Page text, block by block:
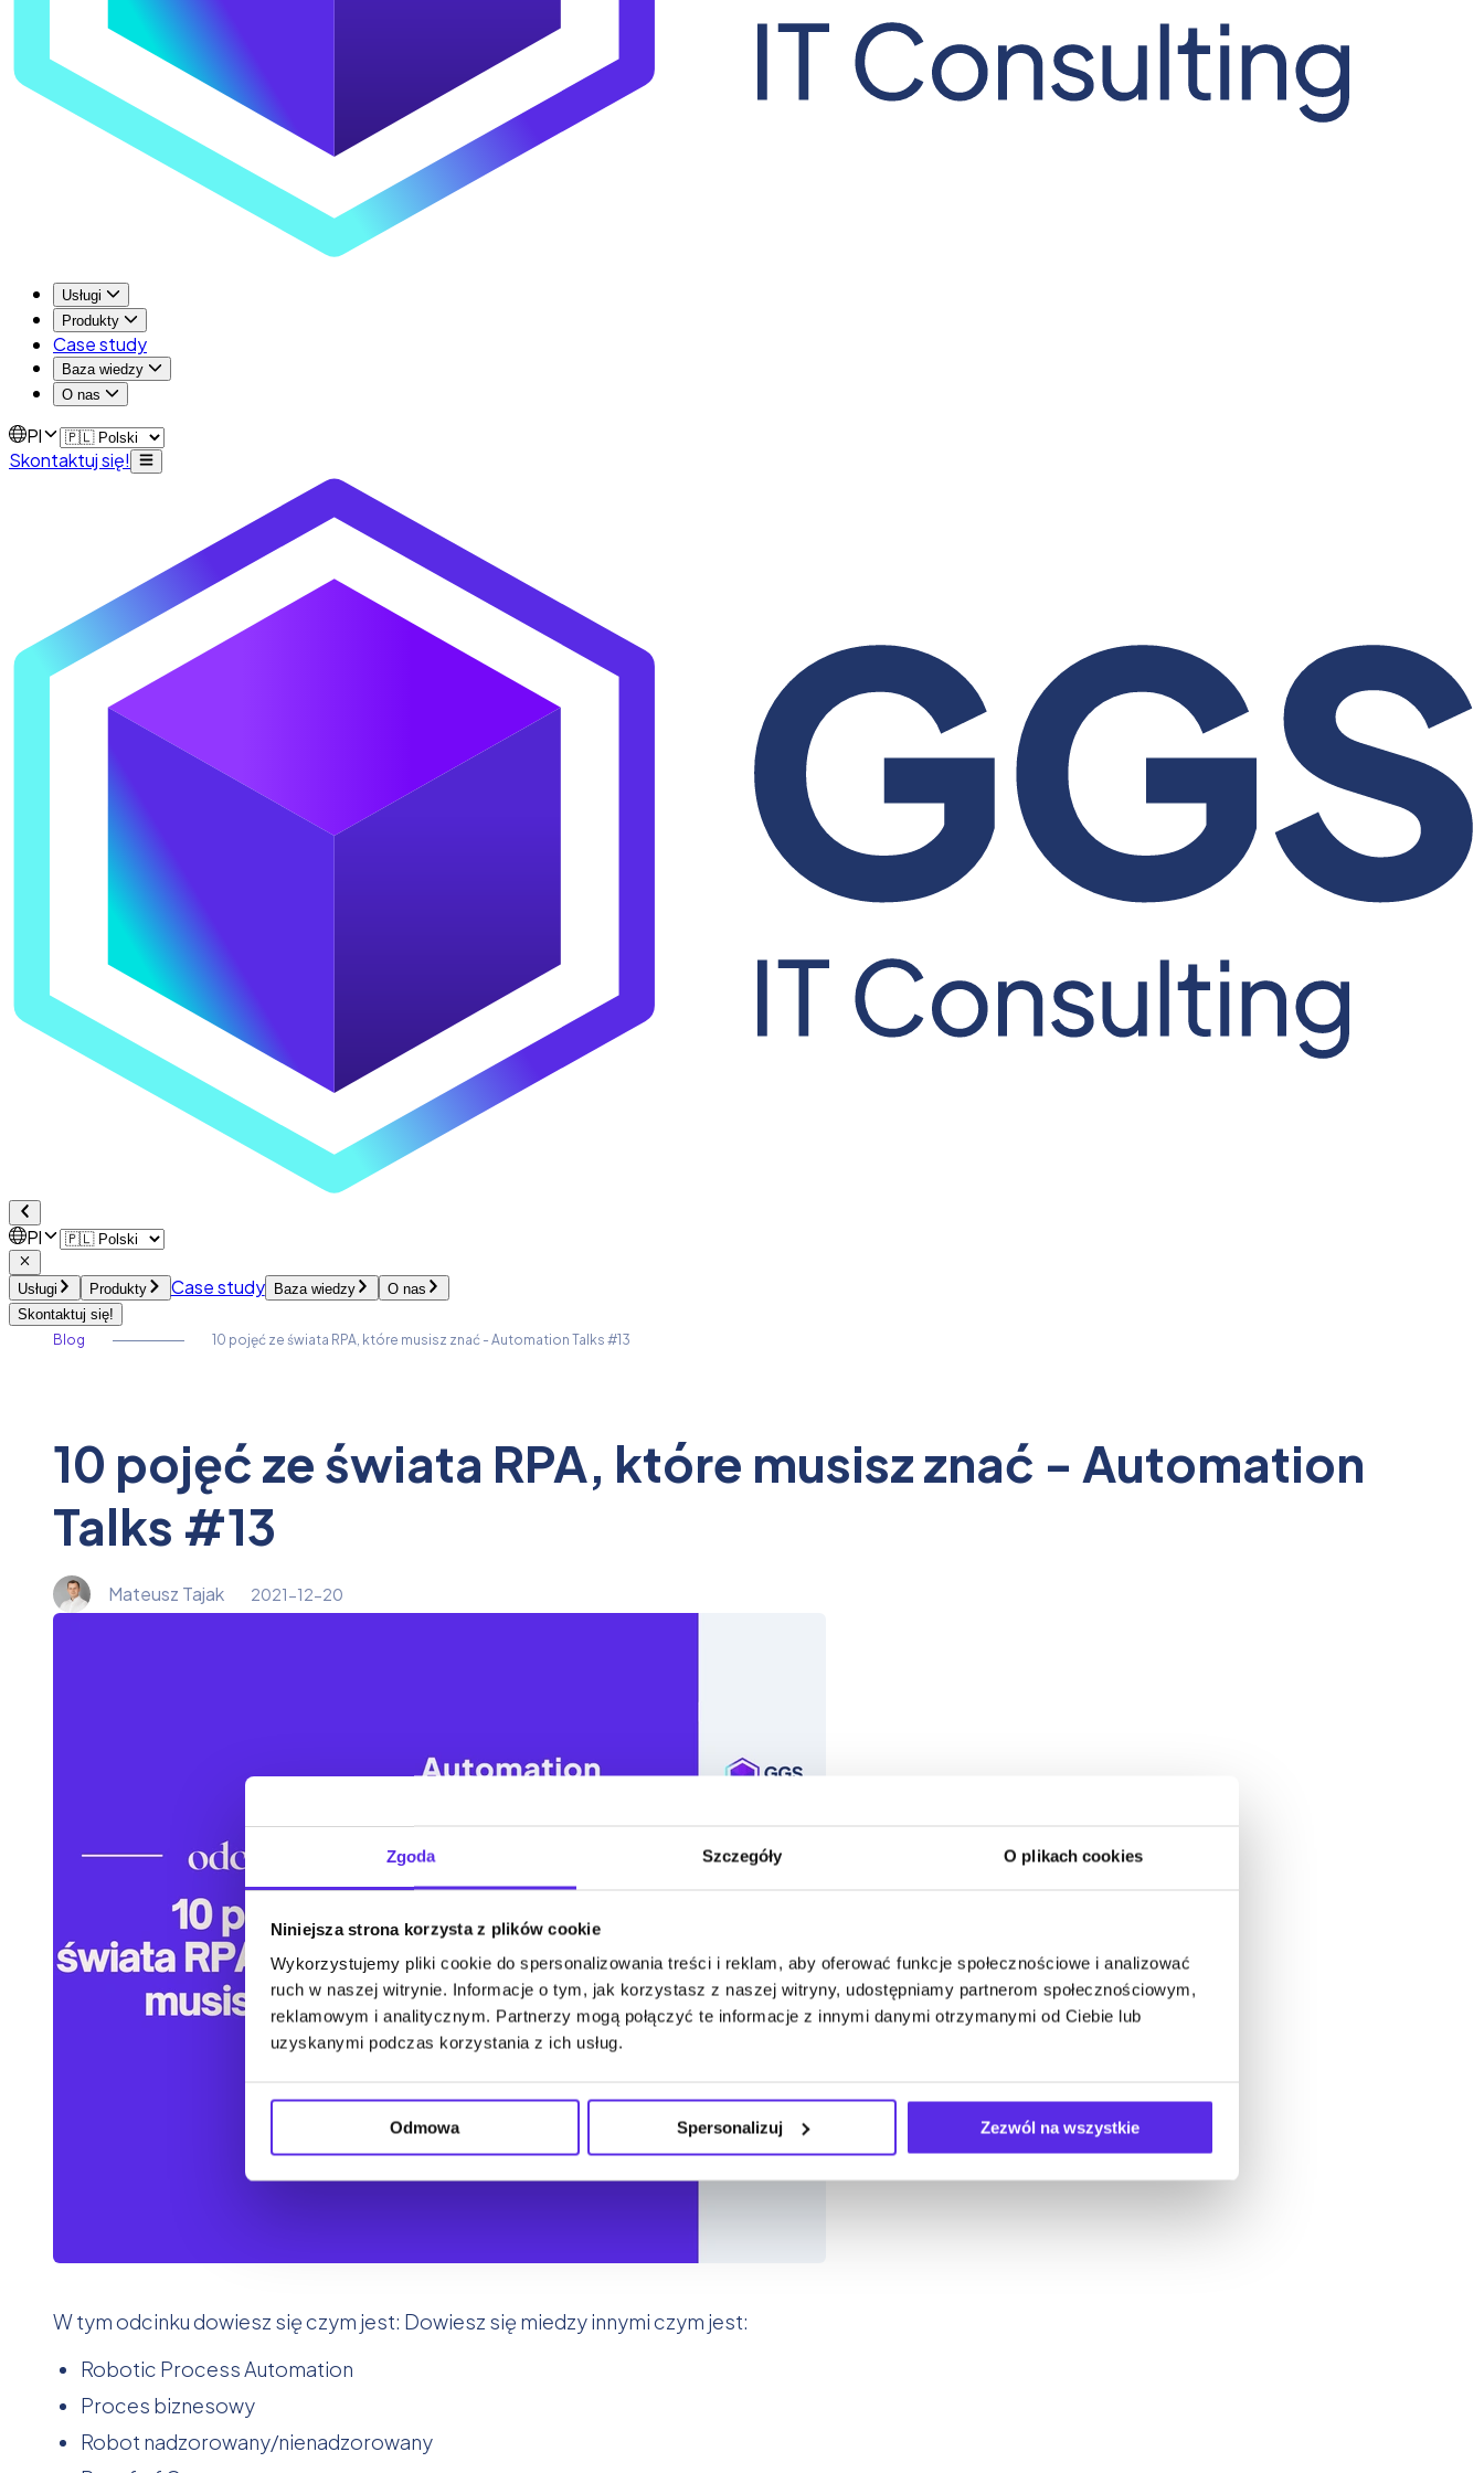
Zgoda Szczegóły O plikach cookies
Niniejsza strona korzysta z plików cookie
Wykorzystujemy pliki cookie do spersonalizowania treści i reklam, aby oferować funkcje społecznościowe i analizować
ruch w naszej witrynie. Informacje o tym, jak korzystasz z naszej witryny, udostępniamy partnerom społecznościowym,
reklamowym i analitycznym. Partnerzy mogą połączyć te informacje z innymi danymi otrzymanymi od Ciebie lub
uzyskanymi podczas korzystania z ich usług.
Odmowa Spersonalizuj Zezwól na wszystkie
Usługi
Produkty
Case study
Baza wiedzy
O nas
Pl
Skontaktuj się!
Pl
Usługi Produkty Case study Baza wiedzy
O nas
Skontaktuj się!
Blog
10 pojęć ze świata RPA, które musisz znać - Automation Talks #13
10 pojęć ze świata RPA, które musisz znać - Automation
Talks #13
Mateusz Tajak 2021-12-20
W tym odcinku dowiesz się czym jest: Dowiesz się miedzy innymi czym jest:
Robotic Process Automation
Proces biznesowy
Robot nadzorowany/nienadzorowany